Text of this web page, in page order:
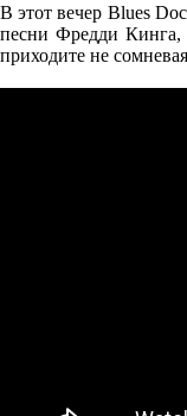
В этот вечер Blues
песни Фредди
приходите не